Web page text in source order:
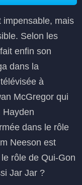
impensable, mais
Selon les
enfin son
dans la
à
McGregor qui
Hayden
dans le rôle
Neeson est
rôle de Qui-Gon
Jar Jar ?